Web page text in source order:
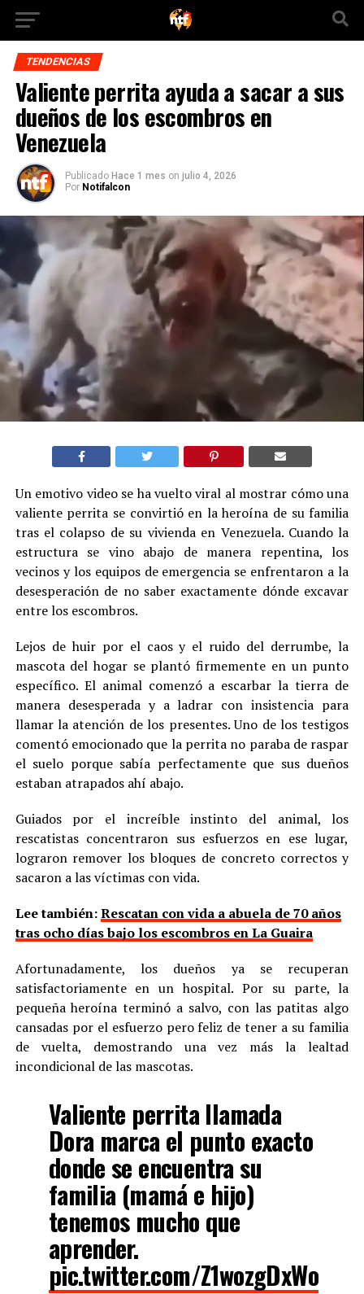
TENDENCIAS
Valiente perrita ayuda a sacar a sus
dueños de los escombros en
Venezuela
Publicado Hace 1 mes on julio 4, 2026
Por Notifalcon
Un emotivo video se ha vuelto viral al mostrar cómo una
valiente perrita se convirtió en la heroína de su familia
tras el colapso de su vivienda en Venezuela. Cuando la
estructura se vino abajo de manera repentina, los
vecinos y los equipos de emergencia se enfrentaron a la
desesperación de no saber exactamente dónde excavar
entre los escombros.
Lejos de huir por el caos y el ruido del derrumbe, la
mascota del hogar se plantó firmemente en un punto
específico. El animal comenzó a escarbar la tierra de
manera desesperada y a ladrar con insistencia para
llamar la atención de los presentes. Uno de los testigos
comentó emocionado que la perrita no paraba de raspar
el suelo porque sabía perfectamente que sus dueños
estaban atrapados ahí abajo.
Guiados por el increíble instinto del animal, los
rescatistas concentraron sus esfuerzos en ese lugar,
lograron remover los bloques de concreto correctos y
sacaron a las víctimas con vida.
Lee también:Rescatan con vida a abuela de 70 años
tras ocho días bajo los escombros en La Guaira
Afortunadamente, los dueños ya se recuperan
satisfactoriamente en un hospital. Por su parte, la
pequeña heroína terminó a salvo, con las patitas algo
cansadas por el esfuerzo pero feliz de tener a su familia
de vuelta, demostrando una vez más la lealtad
incondicional de las mascotas.
Valiente perrita llamada
Dora marca el punto exacto
donde se encuentra su
familia (mamá e hijo)
tenemos mucho que
aprender.
pic.twitter.com/Z1wozgDxWo